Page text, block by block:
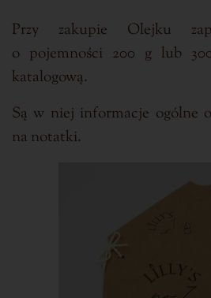
Przy zakupie Olejku
o pojemności 200 g lub
katalogową.
Są w niej informacje ogólne
na notatki.